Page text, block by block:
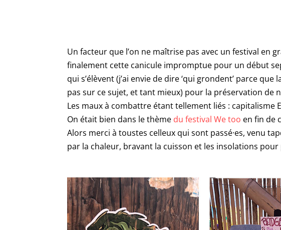
Un facteur que l’on ne maîtrise pas avec un festival en
finalement cette canicule impromptue pour un début
qui s’élèvent (j’ai envie de dire ‘qui grondent’ parce
pas sur ce sujet, et tant mieux) pour la préservation de
Les maux à combattre étant tellement liés : capitalisme
On était bien dans le thème du festival We too en fin de
Alors merci à toustes celleux qui sont passé·es, venu
par la chaleur, bravant la cuisson et les insolations